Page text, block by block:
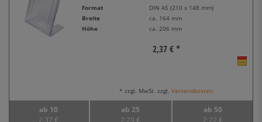
Format
DIN A5 (210 x 148 mm)
Breite
ca. 164 mm
Höhe
ca. 206 mm
2,37 € *
* zzgl. MwSt. zzgl. Versandkosten
ab 10
2,37 €
ab 25
2,29 €
ab 50
2,22 €